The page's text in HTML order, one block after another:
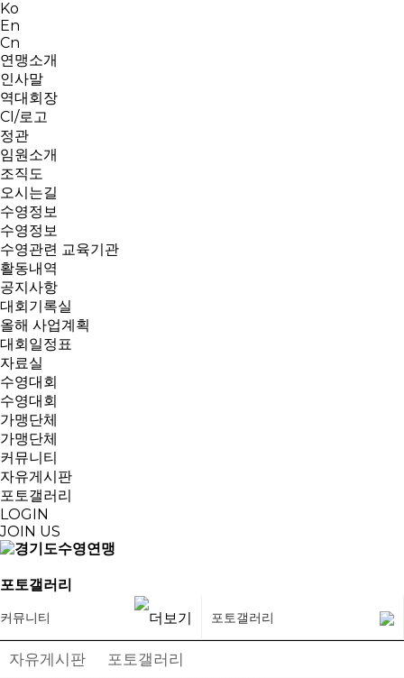
Ko
En
Cn
연맹소개
인사말
역대회장
CI/로고
정관
임원소개
조직도
오시는길
수영정보
수영정보
수영관련 교육기관
활동내역
공지사항
대회기록실
올해 사업계획
대회일정표
자료실
수영대회
수영대회
가맹단체
가맹단체
커뮤니티
자유게시판
포토갤러리
LOGIN
JOIN US
포토갤러리
커뮤니티 포토갤러리
자유게시판 포토갤러리